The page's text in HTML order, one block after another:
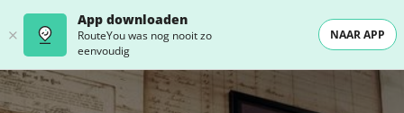
App downloaden
RouteYou was nog nooit zo
eenvoudig
NAAR APP